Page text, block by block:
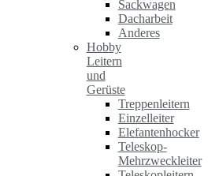
Sackwagen
Dacharbeit
Anderes
Hobby
Leitern
und
Gerüste
Treppenleitern
Einzelleiter
Elefantenhocker
Teleskop-
Mehrzweckleiter